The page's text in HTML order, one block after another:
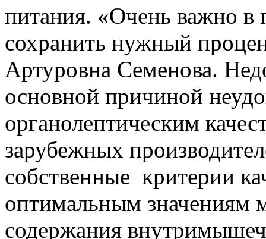
питания. «Очень важно в
сохранить нужный
Артуровна Семенова.
основной причиной
органолептическим
зарубежных
собственные критерии
оптимальным
содержания